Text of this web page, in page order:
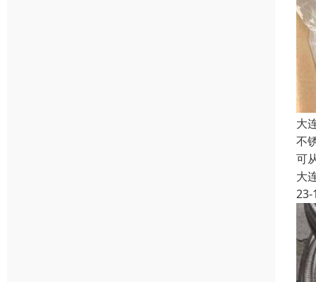
大
不
可
大
23-